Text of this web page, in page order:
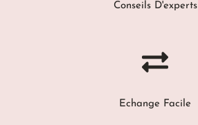
Conseils D'experts
Echange Facile